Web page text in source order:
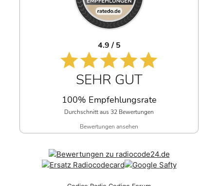
4.9 / 5
SEHR GUT
100% Empfehlungsrate
Durchschnitt aus 32 Bewertungen
Bewertungen ansehen